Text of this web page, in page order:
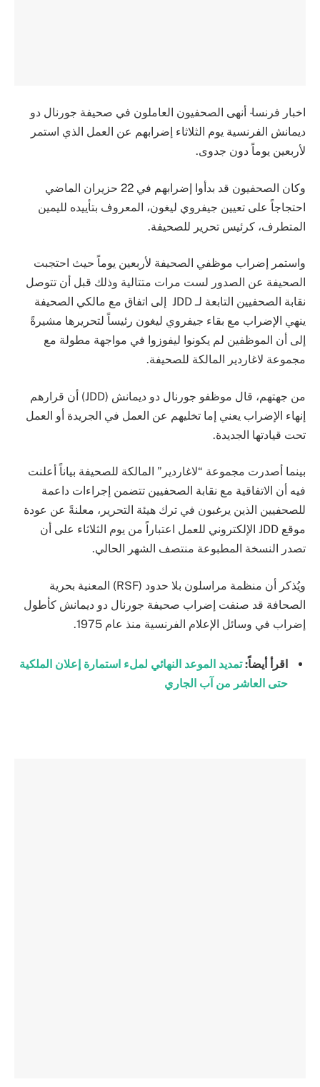
اخبار فرنسا- أنهى الصحفيون العاملون في صحيفة جورنال دو
ديمانش الفرنسية يوم الثلاثاء إضرابهم عن العمل الذي استمر
لأربعين يوماً دون جدوى.
وكان الصحفيون قد بدأوا إضرابهم في 22 حزيران الماضي
احتجاجاً على تعيين جيفروي ليغون، المعروف بتأييده لليمين
المتطرف، كرئيس تحرير للصحيفة.
واستمر إضراب موظفي الصحيفة لأربعين يوماً حيث احتجبت
الصحيفة عن الصدور لست مرات متتالية وذلك قبل أن تتوصل
نقابة الصحفيين التابعة لـ JDD إلى اتفاق مع مالكي الصحيفة
ينهي الإضراب مع بقاء جيفروي ليغون رئيساً لتحريرها مشيرةً
إلى أن الموظفين لم يكونوا ليفوزوا في مواجهة مطولة مع
مجموعة لاغاردير المالكة للصحيفة.
من جهتهم، قال موظفو جورنال دو ديمانش (JDD) أن قرارهم
إنهاء الإضراب يعني إما تخليهم عن العمل في الجريدة أو العمل
تحت قيادتها الجديدة.
بينما أصدرت مجموعة “لاغاردير” المالكة للصحيفة بياناً أعلنت
فيه أن الاتفاقية مع نقابة الصحفيين تتضمن إجراءات داعمة
للصحفيين الذين يرغبون في ترك هيئة التحرير، معلنةً عن عودة
موقع JDD الإلكتروني للعمل اعتباراً من يوم الثلاثاء على أن
تصدر النسخة المطبوعة منتصف الشهر الحالي.
ويُذكر أن منظمة مراسلون بلا حدود (RSF) المعنية بحرية
الصحافة قد صنفت إضراب صحيفة جورنال دو ديمانش كأطول
إضراب في وسائل الإعلام الفرنسية منذ عام 1975.
اقرأ أيضاً:تمديد الموعد النهائي لملء استمارة إعلان الملكية
حتى العاشر من آب الجاري